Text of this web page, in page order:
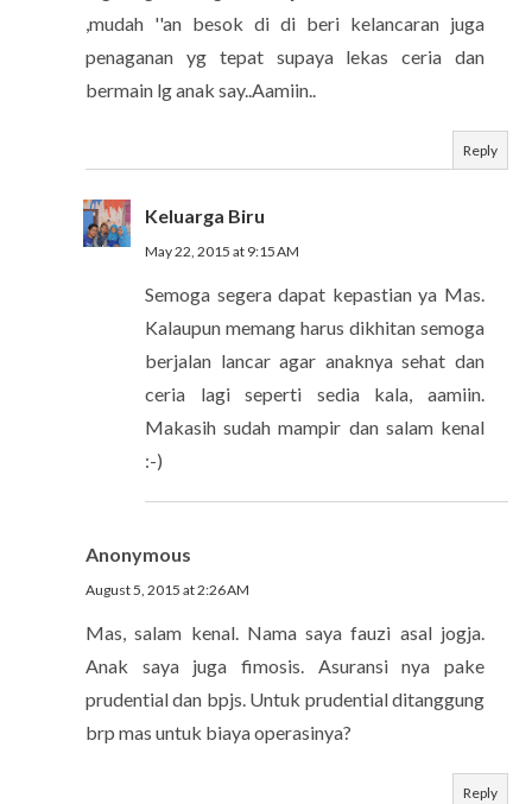
,mudah ''an besok di di beri kelancaran juga
penaganan yg tepat supaya lekas ceria dan
bermain lg anak say..Aamiin..
Reply
Keluarga Biru
May 22, 2015 at 9:15 AM
Semoga segera dapat kepastian ya Mas.
Kalaupun memang harus dikhitan semoga
berjalan lancar agar anaknya sehat dan
ceria lagi seperti sedia kala, aamiin.
Makasih sudah mampir dan salam kenal
:-)
Anonymous
August 5, 2015 at 2:26 AM
Mas, salam kenal. Nama saya fauzi asal jogja.
Anak saya juga fimosis. Asuransi nya pake
prudential dan bpjs. Untuk prudential ditanggung
brp mas untuk biaya operasinya?
Reply